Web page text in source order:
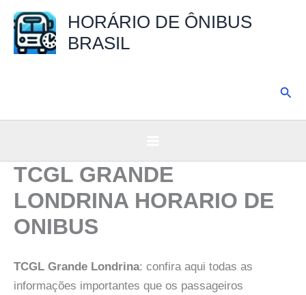
para
HORÁRIO DE ÔNIBUS
BRASIL
TCGL GRANDE
LONDRINA HORARIO DE
ONIBUS
TCGL Grande Londrina: confira aqui todas as
informações importantes que os passageiros